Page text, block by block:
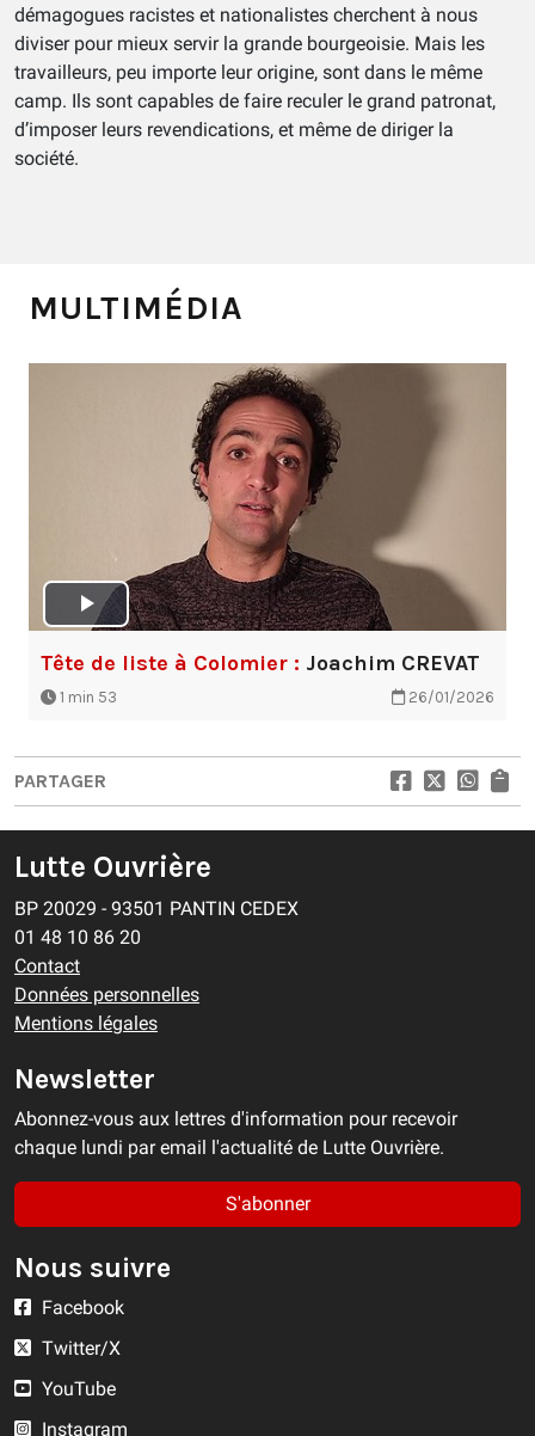
démagogues racistes et nationalistes cherchent à nous
diviser pour mieux servir la grande bourgeoisie. Mais les
travailleurs, peu importe leur origine, sont dans le même
camp. Ils sont capables de faire reculer le grand patronat,
d’imposer leurs revendications, et même de diriger la
société.
MULTIMÉDIA
Tête de liste à Colomier : Joachim CREVAT
1 min 53 26/01/2026
PARTAGER
Lutte Ouvrière
BP 20029 - 93501 PANTIN CEDEX
01 48 10 86 20
Contact
Données personnelles
Mentions légales
Newsletter
Abonnez-vous aux lettres d'information pour recevoir
chaque lundi par email l'actualité de Lutte Ouvrière.
S'abonner
Nous suivre
Facebook
Twitter/X
YouTube
Instagram